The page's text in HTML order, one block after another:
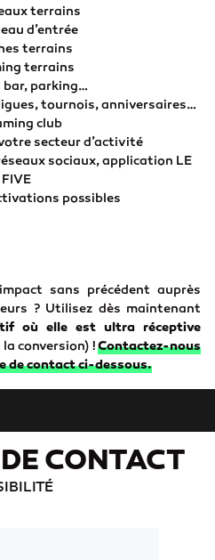
terrains
d’entrée
terrains
terrains
bar, parking…
tournois, anniversaires…
club
secteur d’activité
sociaux, application LE
FIVE
possibles
sans précédent auprès
? Utilisez dès maintenant
où elle est ultra réceptive
conversion) !Contactez-nous
de contact ci-dessous.
CONTACT